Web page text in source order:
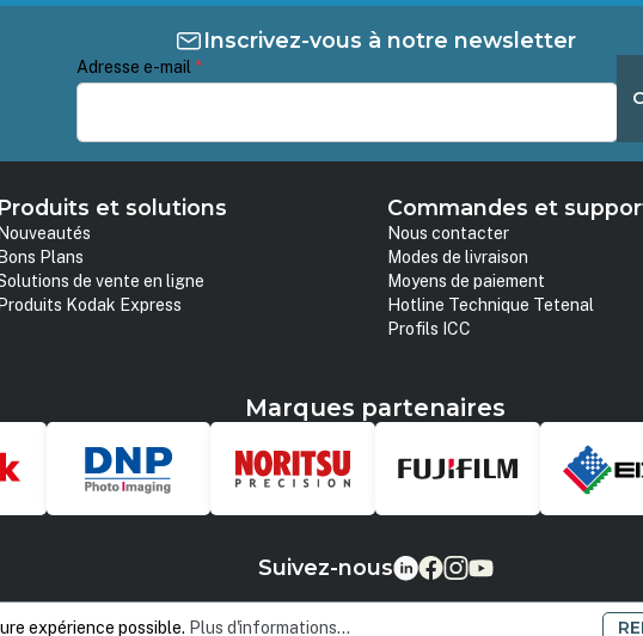
Inscrivez-vous à notre newsletter
Adresse e-mail *
Produits et solutions
Nouveautés
Bons Plans
de vente en ligne
Produits Kodak Express
Commandes et
Nous contacter
Modes de livraison
Moyens de paiement
Hotline Technique Tetenal
Profils ICC
Marques partenaires
Suivez-nous
expérience possible. Plus d'informations...